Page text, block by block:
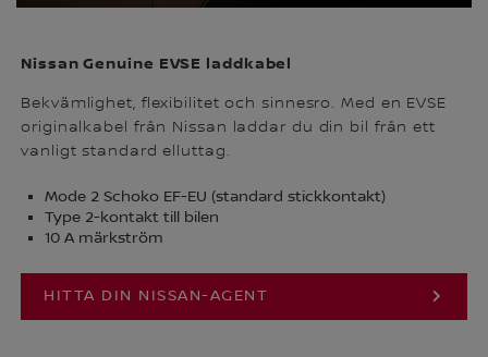
Nissan Genuine EVSE laddkabel
Bekvämlighet, flexibilitet och sinnesro. Med en EVSE
originalkabel från Nissan laddar du din bil från ett
vanligt standard elluttag.
Mode 2 Schoko EF-EU (standard stickkontakt)
Type 2-kontakt till bilen
10 A märkström
HITTA DIN NISSAN-AGENT